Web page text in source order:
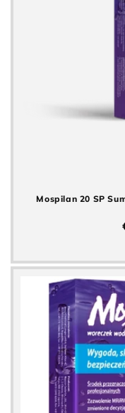
Mospilan 20 SP